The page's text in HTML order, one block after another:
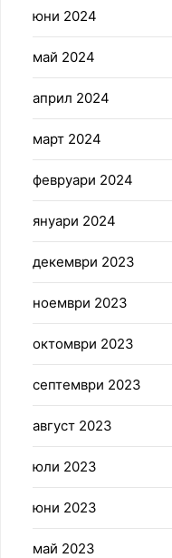
юни 2024
май 2024
април 2024
март 2024
февруари 2024
януари 2024
декември 2023
ноември 2023
октомври 2023
септември 2023
август 2023
юли 2023
юни 2023
май 2023